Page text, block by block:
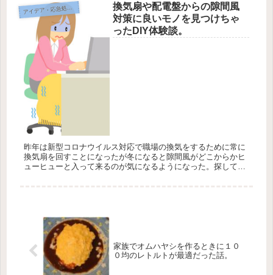
アイデア・応急処置・問題解決
換気扇や配電盤からの隙間風
対策に良いモノを見つけちゃ
ったDIY体験談。
昨年は新型コロナウイルス対応で職場の換気をするために常に
換気扇を回すことになったが冬になると隙間風がどこからかヒ
ューヒューと入って来るのが気になるようになった。探してみ
家族でオムハヤシを作るときに１０
０均のレトルトが最適だった話。